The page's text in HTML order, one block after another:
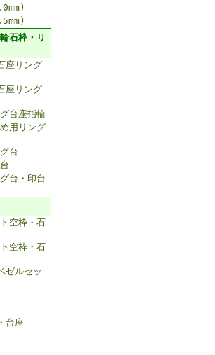
石枠・リ
座リング
座リング
台座指輪
用リング
台
台・印台
空枠・石
空枠・石
ゼルセッ
台座